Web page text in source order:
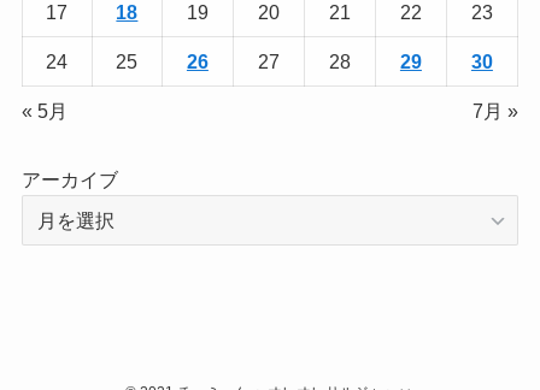
17 18 19 20 21 22 23
24 25 26 27 28 29 30
« 5月 7月 »
アーカイブ